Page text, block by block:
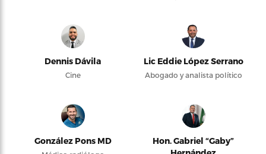
Dennis Dávila
Cine
Lic Eddie López Serrano
Abogado y analista político
González Pons MD
Hon. Gabriel “Gaby”